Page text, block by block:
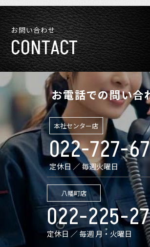
お問い合わせ
CONTACT
お電話での問い合
本社センター店
022-727-
定休日 ／ 毎週火曜日
八幡町店
022-225-
定休日 ／ 毎週 月・火曜日